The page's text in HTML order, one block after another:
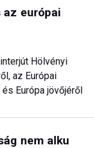
az európai
Hölvényi
az Európai
Európa jövőjéről
nem alku